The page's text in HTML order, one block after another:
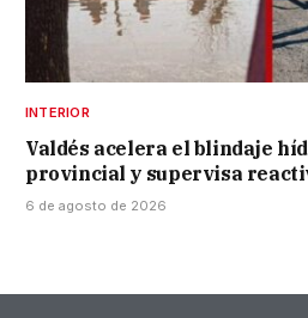
INTERIOR
Valdés acelera el blindaje
provincial y supervisa
6 de agosto de 2026